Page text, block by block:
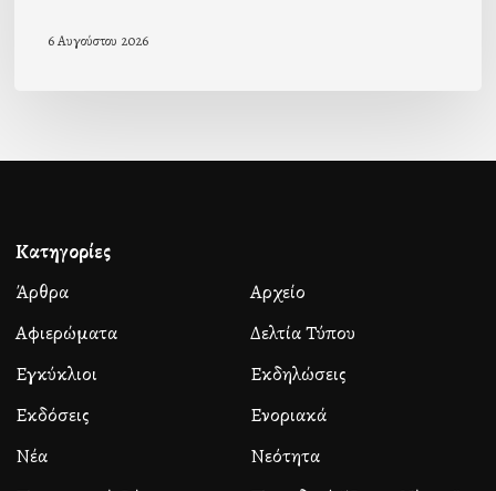
6 Αυγούστου 2026
Κατηγορίες
Άρθρα
Αρχείο
Αφιερώματα
Δελτία Τύπου
Εγκύκλιοι
Εκδηλώσεις
Εκδόσεις
Ενοριακά
Νέα
Νεότητα